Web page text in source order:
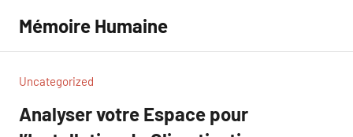
contenu
Mémoire Humaine
Uncategorized
Analyser votre Espace pour